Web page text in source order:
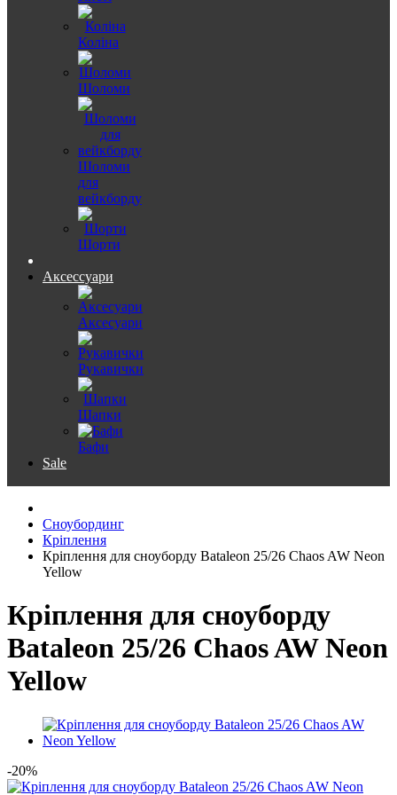
Коліна
Шоломи
Шоломи
для
вейкборду
Шорти
Аксессуари
Аксесуари
Рукавички
Шапки
Бафи
Sale
Сноубординг
Кріплення
Кріплення для сноуборду Bataleon 25/26 Chaos AW Neon
Yellow
Кріплення для сноуборду
Bataleon 25/26 Chaos AW Neon
Yellow
-20%